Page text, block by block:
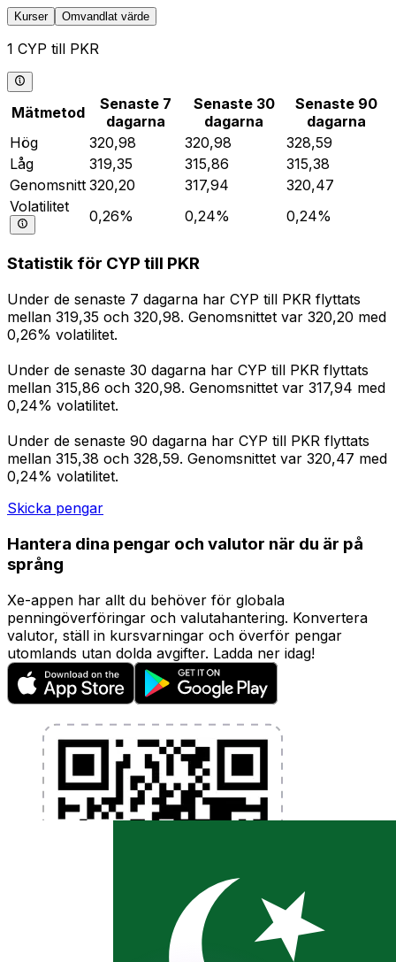
Kurser Omvandlat värde
1 CYP till PKR
Mätmetod
Senaste 7
dagarna
Senaste 30
dagarna
Senaste 90
dagarna
Hög
320,98 320,98
328,59
Låg
319,35 315,86
315,38
Genomsnitt 320,20 317,94
320,47
Volatilitet
0,26% 0,24% 0,24%
Statistik för CYP till PKR
Under de senaste 7 dagarna har CYP till PKR flyttats
mellan 319,35 och 320,98. Genomsnittet var 320,20 med
0,26% volatilitet.
Under de senaste 30 dagarna har CYP till PKR flyttats
mellan 315,86 och 320,98. Genomsnittet var 317,94 med
0,24% volatilitet.
Under de senaste 90 dagarna har CYP till PKR flyttats
mellan 315,38 och 328,59. Genomsnittet var 320,47 med
0,24% volatilitet.
Skicka pengar
Hantera dina pengar och valutor när du är på
språng
Xe-appen har allt du behöver för globala
penningöverföringar och valutahantering. Konvertera
valutor, ställ in kursvarningar och överför pengar
utomlands utan dolda avgifter. Ladda ner idag!